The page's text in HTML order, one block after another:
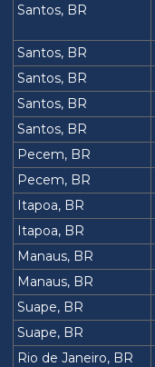
Santos, BR
Santos, BR
Santos, BR
Santos, BR
Santos, BR
Pecem, BR
Pecem, BR
Itapoa, BR
Itapoa, BR
Manaus, BR
Manaus, BR
Suape, BR
Suape, BR
Rio de Janeiro, BR